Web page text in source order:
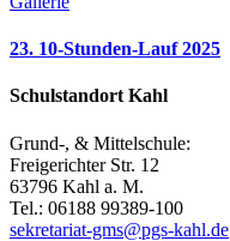
23. 10-Stunden-Lauf 2025
Schulstandort Kahl
Grund-, & Mittelschule:
Freigerichter Str. 12
63796 Kahl a. M.
Tel.: 06188 99389-100
sekretariat-gms@pgs-kahl.de